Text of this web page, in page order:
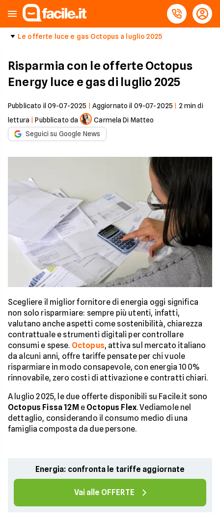
Le offerte luce e gas Octopus a luglio 2025
Risparmia con le offerte Octopus
Energy luce e gas di luglio 2025
Pubblicato il 09-07-2025 Aggiornato il 09-07-2025 2 min di
lettura |Pubblicato da
Carmela Di Matteo
Seguici su Google News
Scegliere il miglior fornitore di energia oggi significa
non solo risparmiare: sempre più utenti, infatti,
valutano anche aspetti come sostenibilità, chiarezza
contrattuale e strumenti digitali per controllare
consumi e spese. Octopus, attiva sul mercato italiano
da alcuni anni, offre tariffe pensate per chi vuole
risparmiare in modo consapevole, con energia 100%
rinnovabile, zero costi di attivazione e contratti chiari.
A luglio 2025, le due offerte disponibili su Facile.it sono
Octopus Fissa 12M e Octopus Flex. Vediamole nel
dettaglio, considerando il consumo medio di una
famiglia composta da due persone.
Energia: confronta le tariffe aggiornate
Vai alle OFFERTE